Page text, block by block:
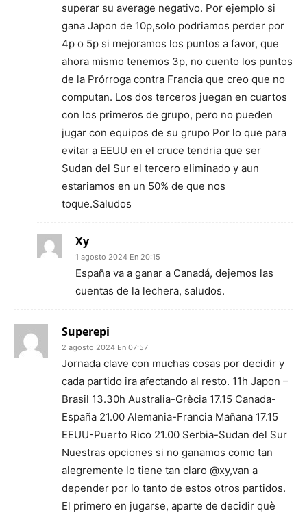
superar su average negativo. Por ejemplo si
gana Japon de 10p,solo podriamos perder por
4p o 5p si mejoramos los puntos a favor, que
ahora mismo tenemos 3p, no cuento los puntos
de la Prórroga contra Francia que creo que no
computan. Los dos terceros juegan en cuartos
con los primeros de grupo, pero no pueden
jugar con equipos de su grupo Por lo que para
evitar a EEUU en el cruce tendria que ser
Sudan del Sur el tercero eliminado y aun
estariamos en un 50% de que nos
toque.Saludos
Xy
1 agosto 2024 En 20:15
España va a ganar a Canadá, dejemos las
cuentas de la lechera, saludos.
Superepi
2 agosto 2024 En 07:57
Jornada clave con muchas cosas por decidir y
cada partido ira afectando al resto. 11h Japon –
Brasil 13.30h Australia-Grècia 17.15 Canada-
España 21.00 Alemania-Francia Mañana 17.15
EEUU-Puerto Rico 21.00 Serbia-Sudan del Sur
Nuestras opciones si no ganamos como tan
alegremente lo tiene tan claro @xy,van a
depender por lo tanto de estos otros partidos.
El primero en jugarse, aparte de decidir què